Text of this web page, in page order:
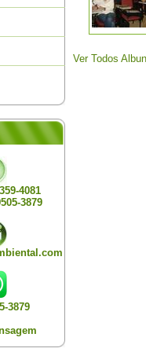
4081
3879
3879
Ver Todos